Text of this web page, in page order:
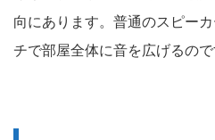
向にあります。普通のスピー
チで部屋全体に音を広げるので